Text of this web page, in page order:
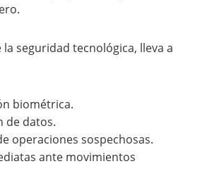
la seguridad tecnológica, lleva a
biométrica.
de datos.
operaciones sospechosas.
ante movimientos